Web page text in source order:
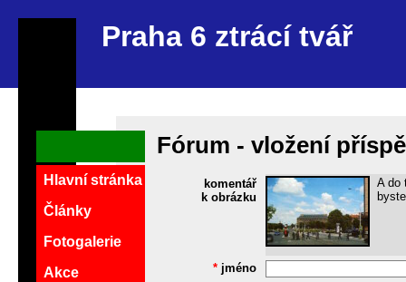
Praha 6 ztrácí tvář
Fórum - vložení
komentář
k obrázku
A do
* jméno
Hlavní stránka
Články
Fotogalerie
Akce